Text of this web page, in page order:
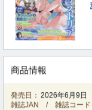
商品情報
発売日： 2026年6月9日
雑誌JAN / 雑誌コード